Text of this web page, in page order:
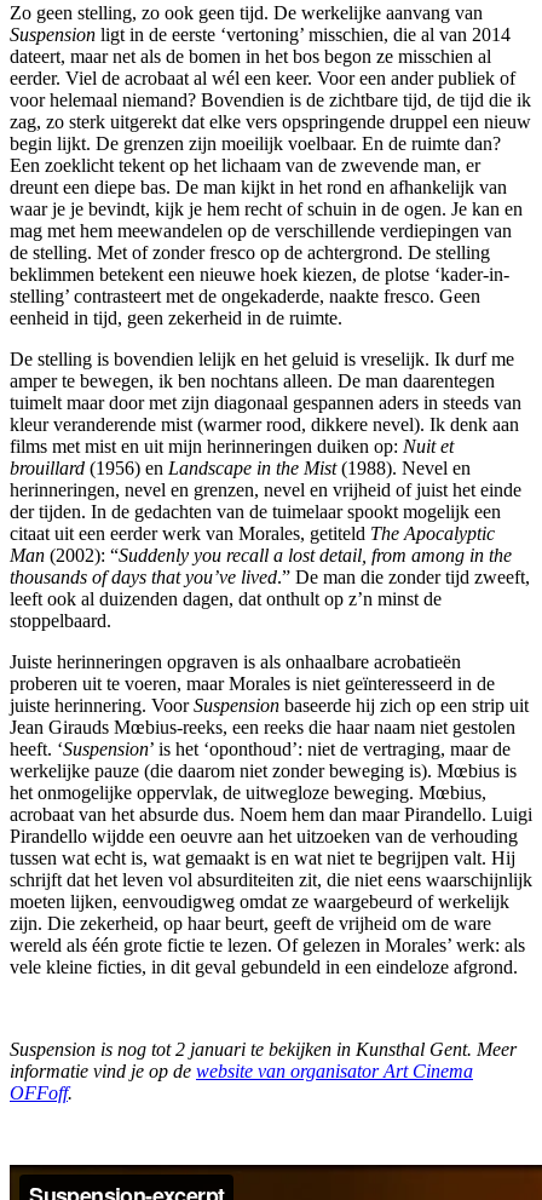
Zo geen stelling, zo ook geen tijd. De werkelijke aanvang van
Suspension ligt in de eerste ‘vertoning’ misschien, die al van 2014
dateert, maar net als de bomen in het bos begon ze misschien al
eerder. Viel de acrobaat al wél een keer. Voor een ander publiek of
voor helemaal niemand? Bovendien is de zichtbare tijd, de tijd die ik
zag, zo sterk uitgerekt dat elke vers opspringende druppel een nieuw
begin lijkt. De grenzen zijn moeilijk voelbaar. En de ruimte dan?
Een zoeklicht tekent op het lichaam van de zwevende man, er
dreunt een diepe bas. De man kijkt in het rond en afhankelijk van
waar je je bevindt, kijk je hem recht of schuin in de ogen. Je kan en
mag met hem meewandelen op de verschillende verdiepingen van
de stelling. Met of zonder fresco op de achtergrond. De stelling
beklimmen betekent een nieuwe hoek kiezen, de plotse ‘kader-in-
stelling’ contrasteert met de ongekaderde, naakte fresco. Geen
eenheid in tijd, geen zekerheid in de ruimte.
De stelling is bovendien lelijk en het geluid is vreselijk. Ik durf me
amper te bewegen, ik ben nochtans alleen. De man daarentegen
tuimelt maar door met zijn diagonaal gespannen aders in steeds van
kleur veranderende mist (warmer rood, dikkere nevel). Ik denk aan
films met mist en uit mijn herinneringen duiken op: Nuit et
brouillard (1956) en Landscape in the Mist(1988). Nevel en
herinneringen, nevel en grenzen, nevel en vrijheid of juist het einde
der tijden. In de gedachten van de tuimelaar spookt mogelijk een
citaat uit een eerder werk van Morales, getiteld The Apocalyptic
Man (2002): “Suddenly you recall a lost detail, from among in the
thousands of days that you’ve lived.” De man die zonder tijd zweeft,
leeft ook al duizenden dagen, dat onthult op z’n minst de
stoppelbaard.
Juiste herinneringen opgraven is als onhaalbare acrobatieën
proberen uit te voeren, maar Morales is niet geïnteresseerd in de
juiste herinnering. VoorSuspension baseerde hij zich op een strip uit
Jean Girauds Mœbius-reeks, een reeks die haar naam niet gestolen
heeft. ‘Suspension’ is het ‘oponthoud’: niet de vertraging, maar de
werkelijke pauze (die daarom niet zonder beweging is). Mœbius is
het onmogelijke oppervlak, de uitwegloze beweging. Mœbius,
acrobaat van het absurde dus. Noem hem dan maar Pirandello. Luigi
Pirandello wijdde een oeuvre aan het uitzoeken van de verhouding
tussen wat echt is, wat gemaakt is en wat niet te begrijpen valt. Hij
schrijft dat het leven vol absurditeiten zit, die niet eens waarschijnlijk
moeten lijken, eenvoudigweg omdat ze waargebeurd of werkelijk
zijn. Die zekerheid, op haar beurt, geeft de vrijheid om de ware
wereld als één grote fictie te lezen. Of gelezen in Morales’ werk: als
vele kleine ficties, in dit geval gebundeld in een eindeloze afgrond.
Suspension is nog tot 2 januari te bekijken in Kunsthal Gent. Meer
informatie vind je op de website van organisator Art Cinema
OFFoff.